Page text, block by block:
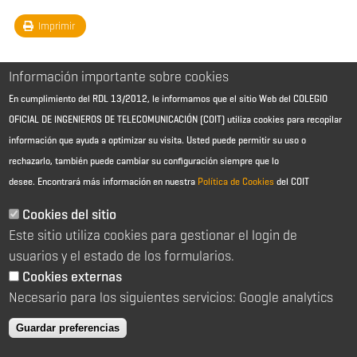
Imprimir
Aviso Legal - Información general
Política de cookies
Política de reembolso
Sitemap
C/ Almagro 2 1º Izqda 28010 Madrid
91 391 10 66
coit@coit.es
Información importante sobre cookies
En cumplimiento del RDL 13/2012, le informamos que el sitio Web del COLEGIO
OFICIAL DE INGENIEROS DE TELECOMUNICACIÓN (COIT) utiliza cookies para recopilar
información que ayuda a optimizar su visita. Usted puede permitir su uso o
rechazarlo, también puede cambiar su configuración siempre que lo
desee. Encontrará más información en nuestra Política de Cookies del COIT
Cookies del sitio
Este sitio utiliza cookies para gestionar el login de
usuarios y el estado de los formularios.
Cookies externas
Necesario para los siguientes servicios: Google analytics
Guardar preferencias